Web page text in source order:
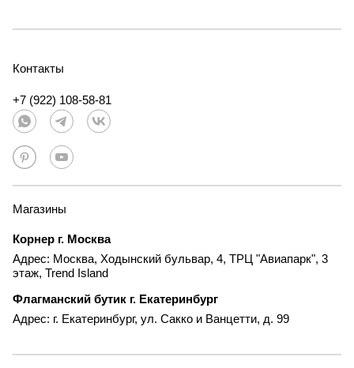
Контакты
+7 (922) 108-58-81
Магазины
Корнер г. Москва
Адрес: Москва, Ходынский бульвар, 4, ТРЦ "Авиапарк", 3
этаж, Trend Island
Флагманский бутик г. Екатеринбург
Адрес: г. Екатеринбург, ул. Сакко и Ванцетти, д. 99